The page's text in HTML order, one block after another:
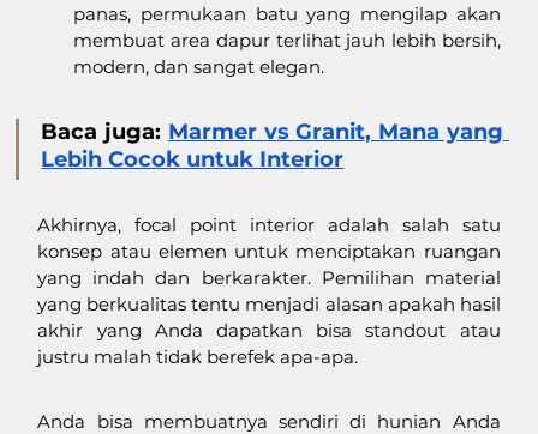
panas, permukaan batu yang mengilap akan
membuat area dapur terlihat jauh lebih bersih,
modern, dan sangat elegan.
Baca juga: Marmer vs Granit, Mana yang
Lebih Cocok untuk Interior
Akhirnya, focal point interior adalah salah satu
konsep atau elemen untuk menciptakan ruangan
yang indah dan berkarakter. Pemilihan material
yang berkualitas tentu menjadi alasan apakah hasil
akhir yang Anda dapatkan bisa standout atau
justru malah tidak berefek apa-apa.
Anda bisa membuatnya sendiri di hunian Anda